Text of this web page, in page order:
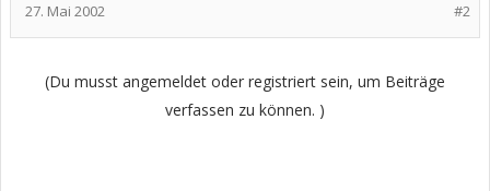
#2
27. Mai 2002
(Du musst angemeldet oder registriert sein, um Beiträge
verfassen zu können. )